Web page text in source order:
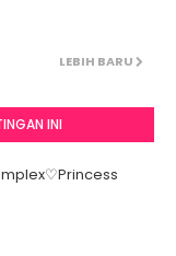
LEBIH BARU
INI